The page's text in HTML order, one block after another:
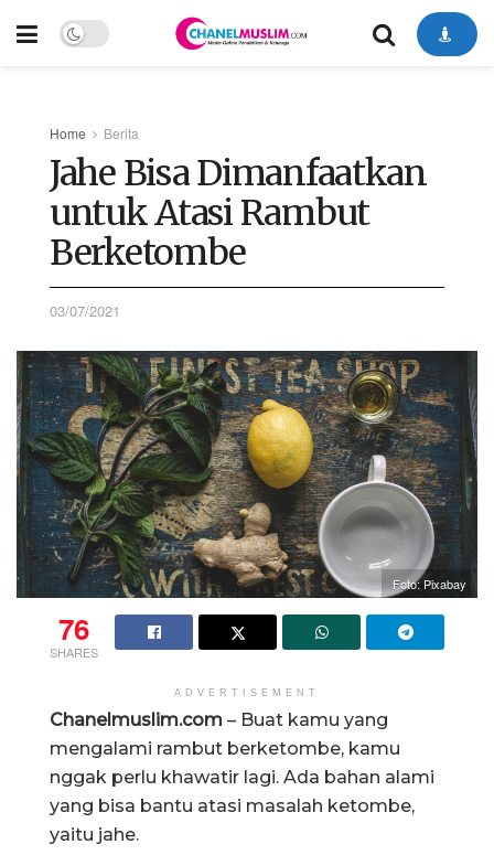
Home Berita
Jahe Bisa Dimanfaatkan
untuk Atasi Rambut
Berketombe
03/07/2021
Foto: Pixabay
76
SHARES
ADVERTISEMENT
Chanelmuslim.com – Buat kamu yang
mengalami rambut berketombe, kamu
nggak perlu khawatir lagi. Ada bahan alami
yang bisa bantu atasi masalah ketombe,
yaitu jahe.